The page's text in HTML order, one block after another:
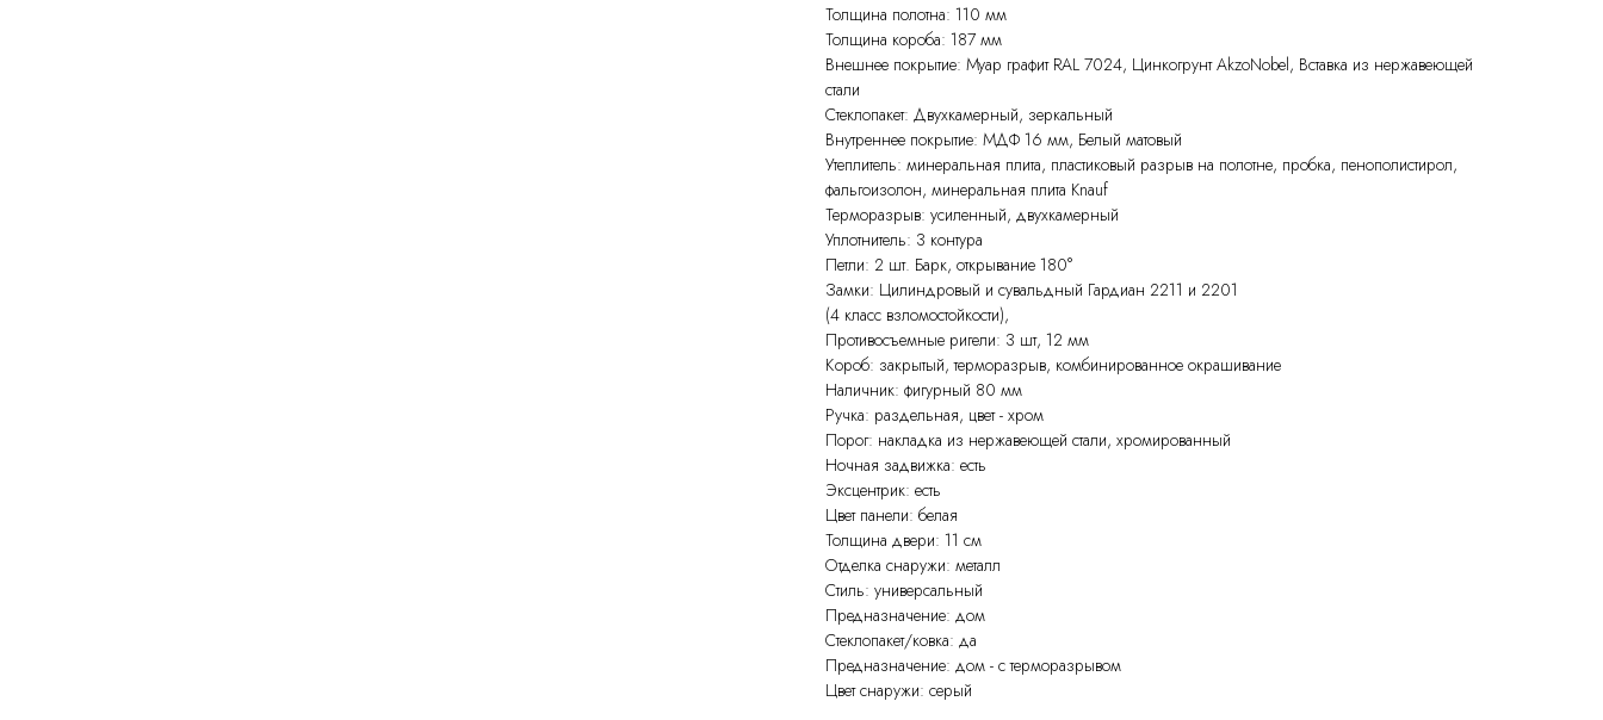
Толщина полотна: 110 мм
Толщина короба: 187 мм
Внешнее покрытие: Муар графит RAL 7024, Цинкогрунт AkzoNobel, Вставка из нержавеющей
стали
Стеклопакет: Двухкамерный, зеркальный
Внутреннее покрытие: МДФ 16 мм, Белый матовый
Утеплитель: минеральная плита, пластиковый разрыв на полотне, пробка, пенополистирол,
фальгоизолон, минеральная плита Knauf
Терморазрыв: усиленный, двухкамерный
Уплотнитель: 3 контура
Петли: 2 шт. Барк, открывание 180°
Замки: Цилиндровый и сувальдный Гардиан 2211 и 2201
(4 класс взломостойкости),
Противосъемные ригели: 3 шт, 12 мм
Короб: закрытый, терморазрыв, комбинированное окрашивание
Наличник: фигурный 80 мм
Ручка: раздельная, цвет - хром
Порог: накладка из нержавеющей стали, хромированный
Ночная задвижка: есть
Эксцентрик: есть
Цвет панели: белая
Толщина двери: 11 см
Отделка снаружи: металл
Стиль: универсальный
Предназначение: дом
Стеклопакет/ковка: да
Предназначение: дом - с терморазрывом
Цвет снаружи: серый